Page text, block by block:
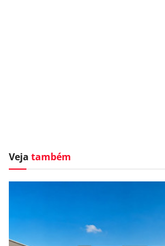
Veja também